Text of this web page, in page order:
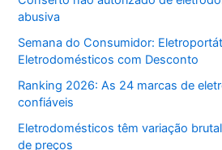
abusiva
Semana do Consumidor:
Eletrodomésticos com Desconto
Ranking 2026: As 24 marcas de
confiáveis
Eletrodomésticos têm variação
de preços